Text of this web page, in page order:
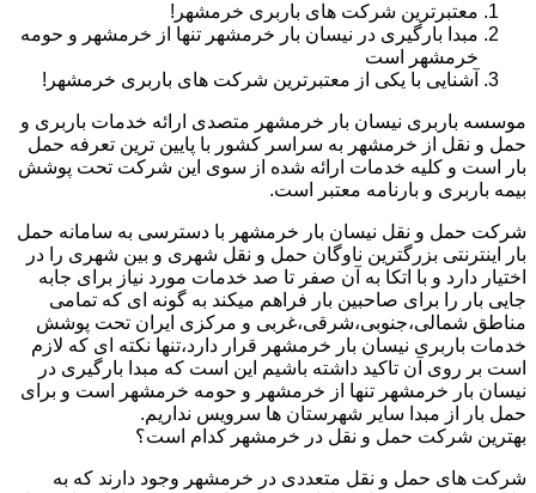
معتبرترین شرکت های باربری خرمشهر!
مبدا بارگیری در نیسان بار خرمشهر تنها از خرمشهر و حومه
خرمشهر است
آشنایی با یکی از معتبرترین شرکت های باربری خرمشهر!
موسسه باربری نیسان بار خرمشهر متصدی ارائه خدمات باربری و
حمل و نقل از خرمشهر به سراسر کشور با پایین ترین تعرفه حمل
بار است و کلیه خدمات ارائه شده از سوی این شرکت تحت پوشش
بیمه باربری و بارنامه معتبر است.
شرکت حمل و نقل نیسان بار خرمشهر با دسترسی به سامانه حمل
بار اینترنتی بزرگترین ناوگان حمل و نقل شهری و بین شهری را در
اختیار دارد و با اتکا به آن صفر تا صد خدمات مورد نیاز برای جابه
جایی بار را برای صاحبین بار فراهم میکند به گونه ای که تمامی
مناطق شمالی،جنوبی،شرقی،غربی و مرکزی ایران تحت پوشش
خدمات باربری نیسان بار خرمشهر قرار دارد،تنها نکته ای که لازم
است بر روی آن تاکید داشته باشیم این است که مبدا بارگیری در
نیسان بار خرمشهر تنها از خرمشهر و حومه خرمشهر است و برای
حمل بار از مبدا سایر شهرستان ها سرویس نداریم.
بهترین شرکت حمل و نقل در خرمشهر کدام است؟
شرکت های حمل و نقل متعددی در خرمشهر وجود دارند که به